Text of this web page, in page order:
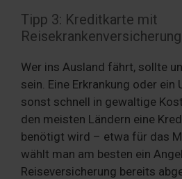
Tipp 3: Kreditkarte mit
Reisekrankenversicherung
Wer ins Ausland fährt, sollte
sein. Eine Erkrankung oder ein
sonst schnell in gewaltige
den meisten Ländern eine
benötigt wird – etwa für das
wählt man am besten ein
Reiseversicherung bereits